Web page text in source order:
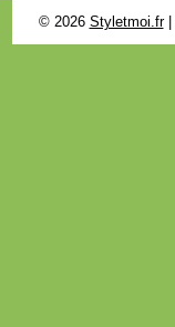
© 2026 Styletmoi.fr|